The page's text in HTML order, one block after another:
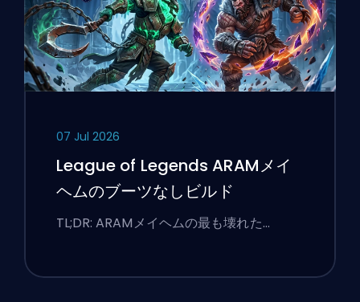
07 Jul 2026
League of Legends ARAMメイ
ヘムのブーツなしビルド
TL;DR: ARAMメイヘムの最も壊れた…